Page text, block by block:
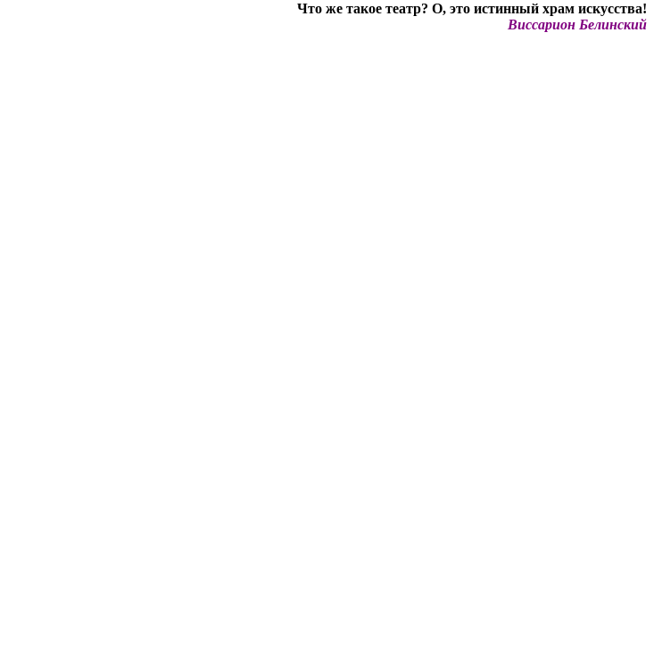
Что же такое театр? О, это истинный храм искусства!
Виссарион Белинский